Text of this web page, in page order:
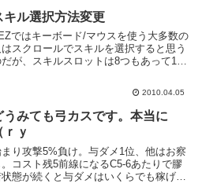
キル選択方法変更
ではキーボード/マウスを使う大多数の
はスクロールでスキルを選択すると思う
が、スキルスロットは8つもあって1番
どくさい一々右上確認したくない！とい
わけで最近はinput.iniいじってサイ...
2010.04.05
うみても弓カスです。本当に
ｒｙ
り攻撃5%負け。与ダメ1位、他はお察
。コスト残5前線になるC5-6あたりで膠
態が続くと与ダメはいくらでも稼げる